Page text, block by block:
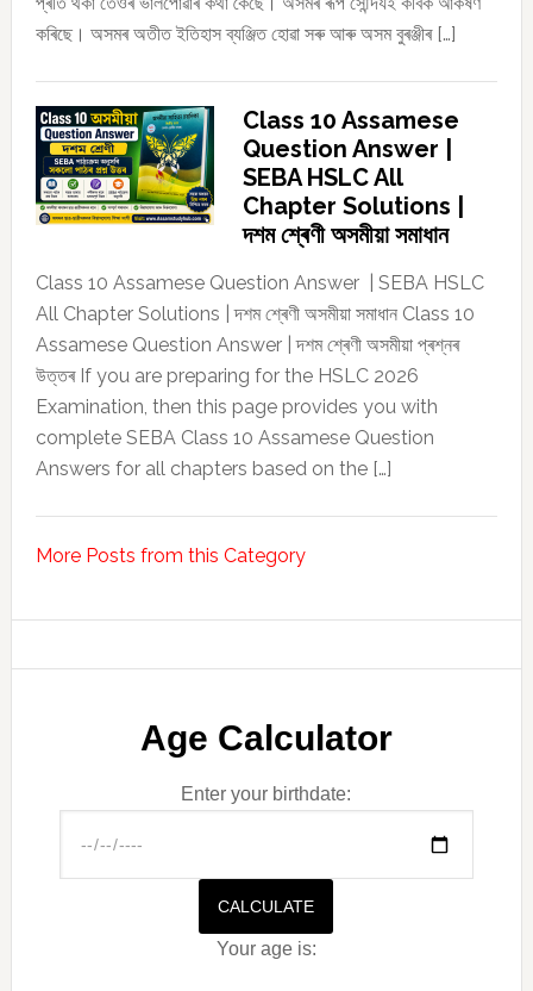
কৰিছে। অসমৰ অতীত ইতিহাস ব্যঞ্জিত হোৱা সৰু আৰু অসম বুৰঞ্জীৰ […]
Class 10 Assamese
Question Answer |
SEBA HSLC All
Chapter Solutions |
দশম শ্ৰেণী অসমীয়া সমাধান
Class 10 Assamese Question Answer | SEBA HSLC
All Chapter Solutions | দশম শ্ৰেণী অসমীয়া সমাধান Class 10
Assamese Question Answer | দশম শ্ৰেণী অসমীয়া প্ৰশ্নৰ
উত্তৰ If you are preparing for the HSLC 2026
Examination, then this page provides you with
complete SEBA Class 10 Assamese Question
Answers for all chapters based on the […]
More Posts from this Category
Age Calculator
Enter your birthdate:
CALCULATE
Your age is: